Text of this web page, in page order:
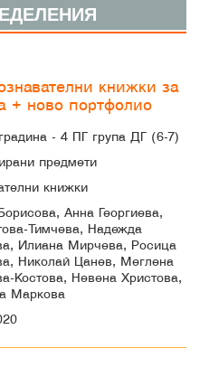
книжки за
+ ново портфолио
- 4 ПГ група ДГ (6-7)
предмети
книжки
Борисова, Анна Георгиева,
Тимчева, Надежда
Илиана Мирчева, Росица
Николай Цанев, Меглена
Костова, Невена Христова,
Маркова